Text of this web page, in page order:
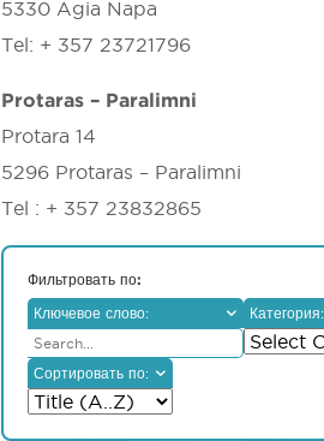
5330 Agia Napa
Tel: + 357 23721796
Protaras – Paralimni
Protara 14
5296 Protaras – Paralimni
Tel : + 357 23832865
Фильтровать по:
Ключевое слово: Категория:
Сортировать по: